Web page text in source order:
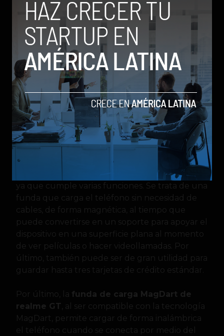
Claramente no todos los accesorios posibles
tienen que ver con nuevos sistemas de carga.
La compañía también anunció una luz portátil
llamada
MagDart Beauty Light
, diseñada para
la fotografía de retratos. Al igual que los demás
accesorios, se conecta al teléfono de forma
magnética y tiene la función de iluminar mejor
las selfies. Además, mientras está conectada al
teléfono aprovecha el sistema de carga inversa
para recibir energía adicional.
es el accesorio perfecto
ya que cumple varias funciones. Se trata de una
funda que carga el teléfono sin necesidad de
cables, de forma magnética, al tiempo que
puede convertirse en un soporte para apoyar el
dispositivo en una superficie plana al momento
de ver películas o hacer videollamadas. Por
último, también puede ser de gran utilidad para
guardar hasta tres tarjetas de crédito estándar.
Por último, la funda de carga MagDart de
realme GT , al ser compatible con la tecnología
MagDart, permite cargar de forma inalámbrica
el teléfono cuando se conecta por medio del